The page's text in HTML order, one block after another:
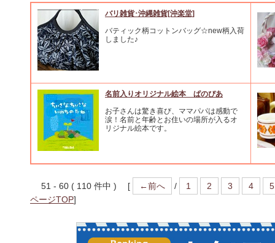
バリ雑貨･沖縄雑貨[沖楽堂]
バティック柄コットンバッグ☆new柄入荷
しました♪
名前入りオリジナル絵本 ぱのぴあ
お子さんは驚き喜び、ママパパは感動で
涙！名前と年齢とお住いの場所が入るオ
リジナル絵本です。
51 - 60 ( 110 件中 ) [ ←前へ / 1 2 3 4
5
ページTOP]